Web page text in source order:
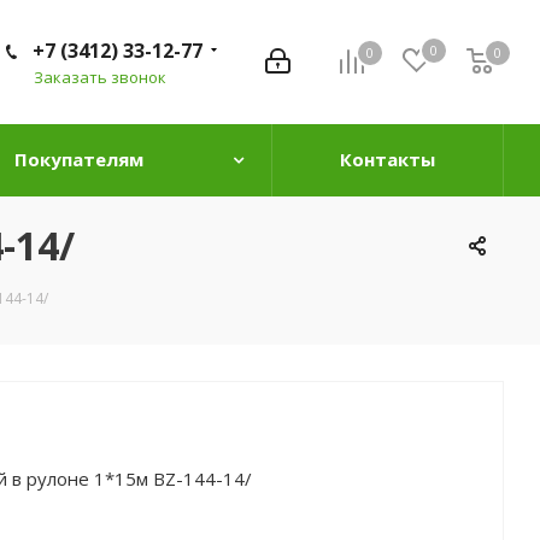
0 0 0
0
+7 (3412) 33-12-77
Заказать звонок
Покупателям Контакты
14/
14/
в рулоне 1*15м BZ-144-14/